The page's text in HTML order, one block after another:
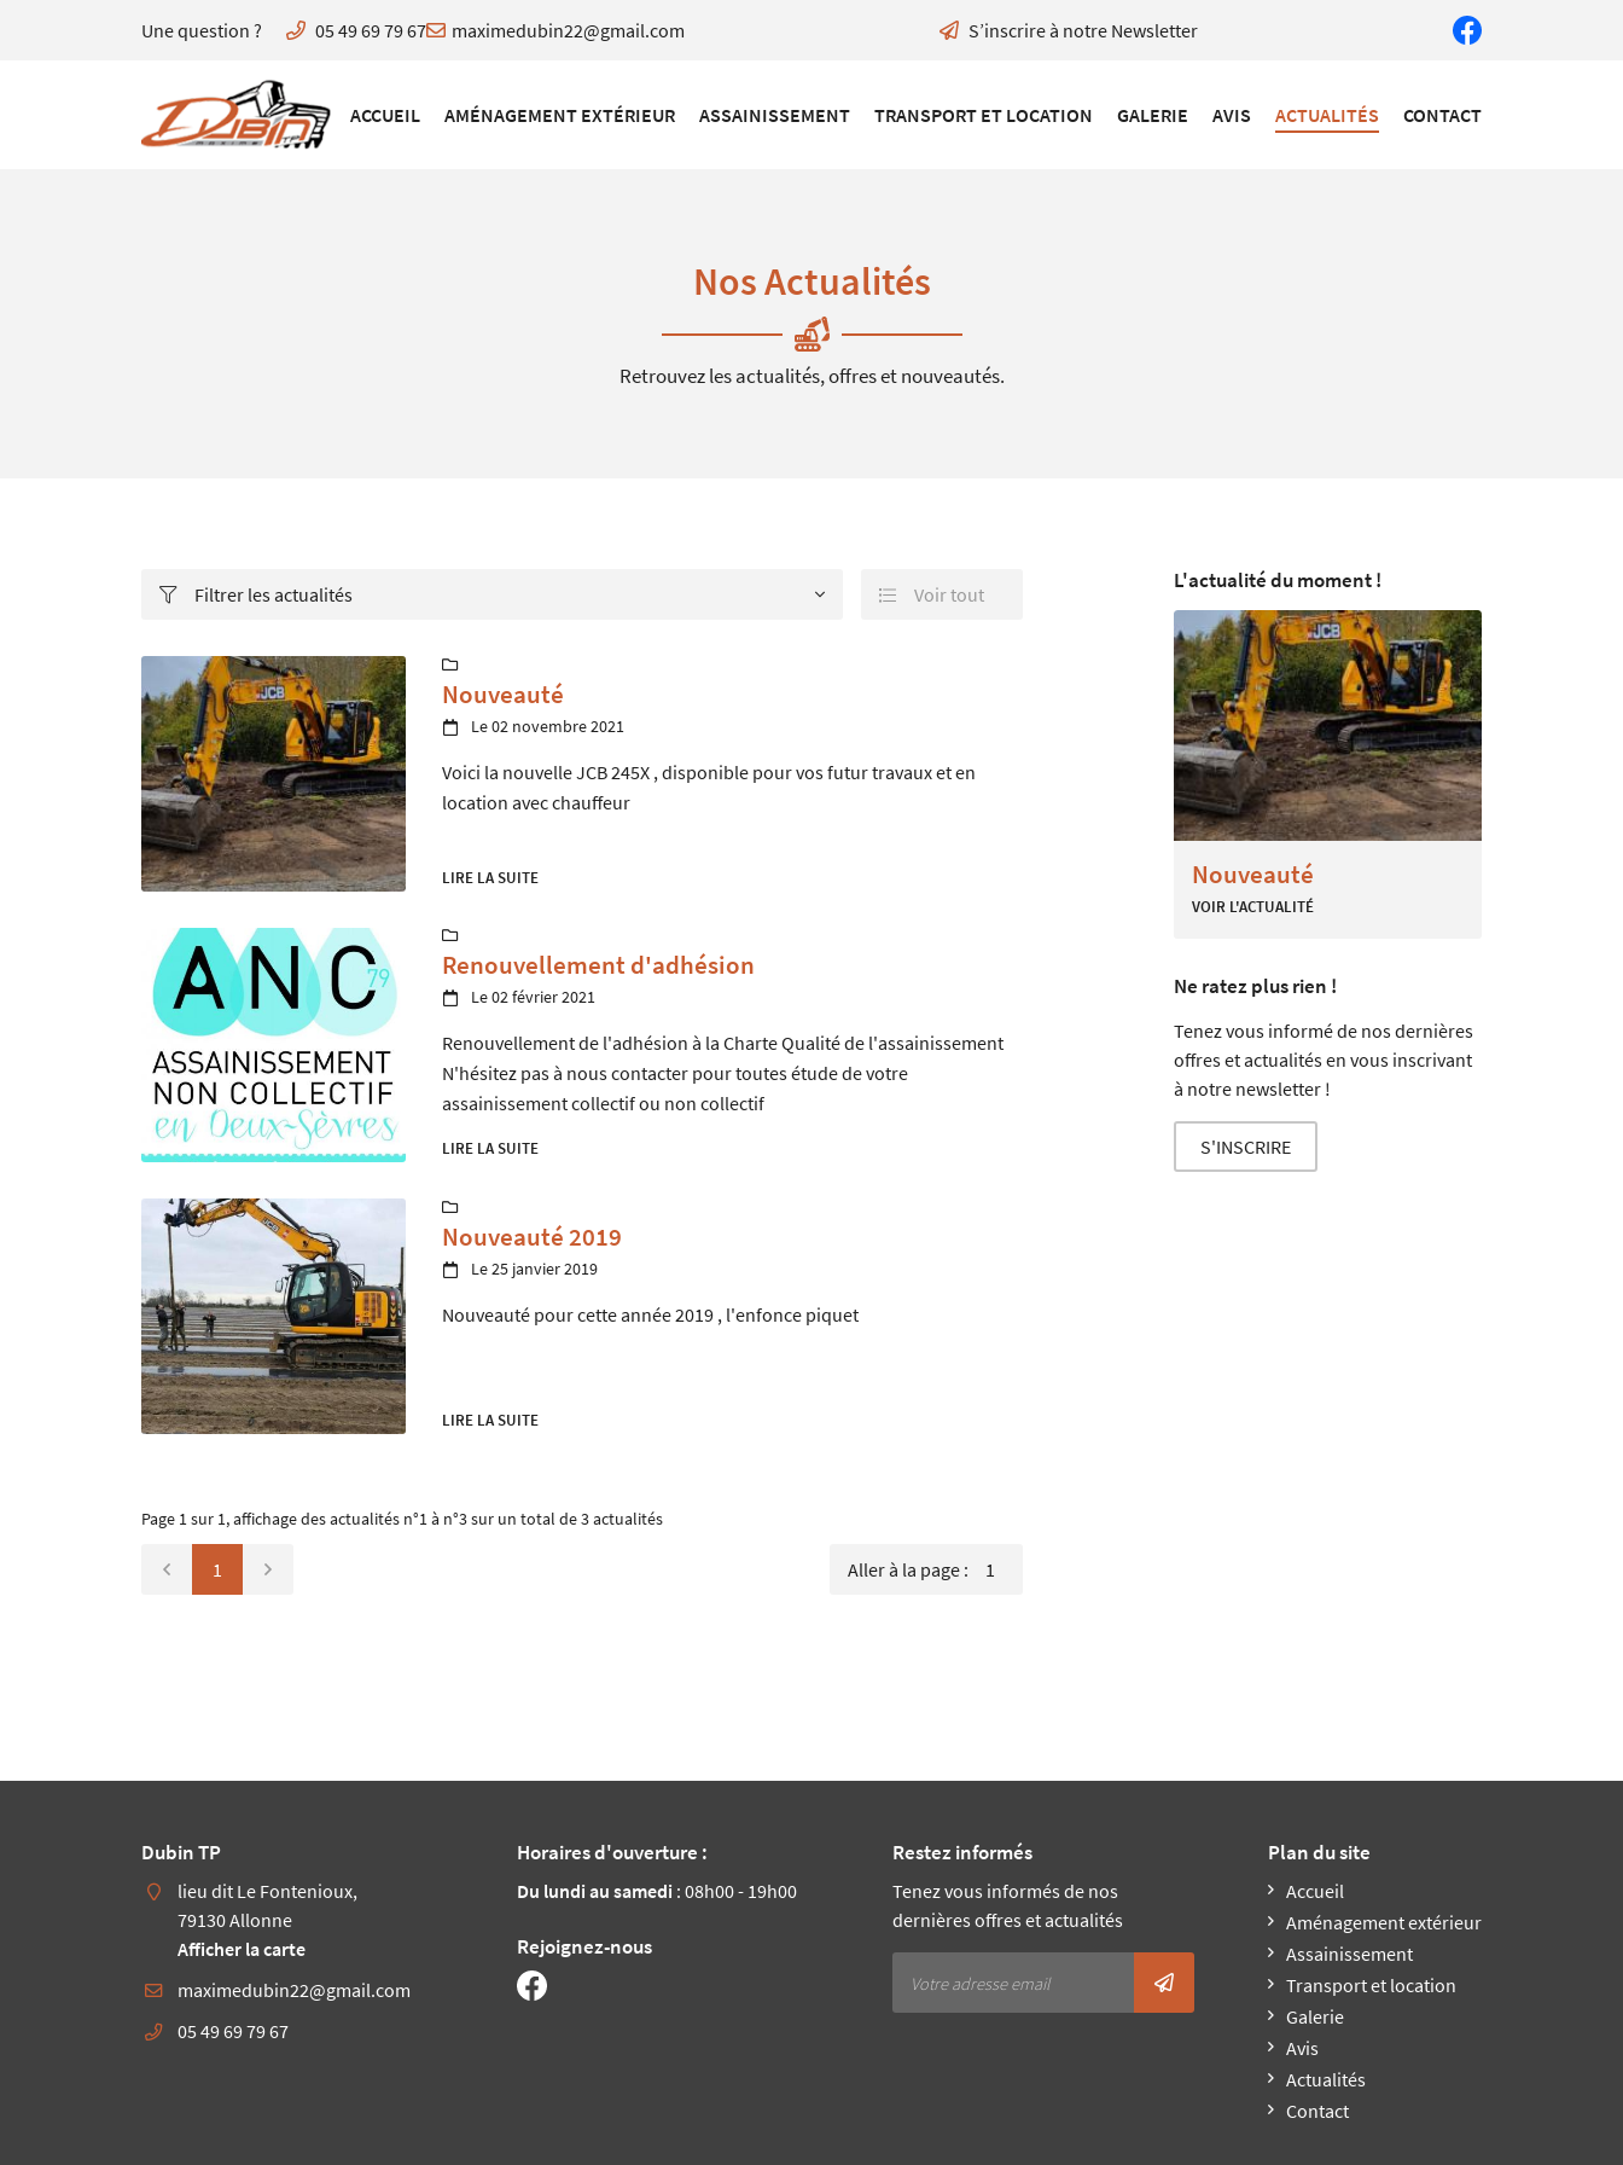
Une question ? 05 49 69 79 67 S’inscrire à notre Newsletter
ACCUEIL AMÉNAGEMENT EXTÉRIEUR ASSAINISSEMENT TRANSPORT ET LOCATION GALERIE AVIS ACTUALITÉS CONTACT
Rafraîchir le captcha
En cochant cette case, vous consentez à recevoir nos propositions commerciales à l'adresse
email indiqué ci-dessus. Vous pouvez vous désinscrire à tout moment en utilisant
le formulaire
de désinscription.
INSCRIPTION
Nos Actualités
Retrouvez les actualités, offres et nouveautés.
 Voir tout
 Filtrer les actualités

Nouveauté
 Le 02 novembre 2021
Voici la nouvelle JCB 245X , disponible pour vos futur travaux et en
location avec chauffeur
LIRE LA SUITE

Renouvellement d'adhésion
 Le 02 février 2021
Renouvellement de l'adhésion à la Charte Qualité de l'assainissement
N'hésitez pas à nous contacter pour toutes étude de votre
assainissement collectif ou non collectif
LIRE LA SUITE

Nouveauté 2019
 Le 25 janvier 2019
Nouveauté pour cette année 2019 , l'enfonce piquet
LIRE LA SUITE
Page 1 sur 1,affichage des actualités n°1 à n°3 sur un total de 3actualités
1 Aller à la page :
L'actualité du moment !
Nouveauté
VOIR L'ACTUALITÉ
Ne ratez plus rien !
Tenez vous informé de nos dernières
offres et actualités en vous inscrivant
à notre newsletter !
S'INSCRIRE
Dubin TP
lieu dit Le Fontenioux,
79130 Allonne
Afficher la carte
05 49 69 79 67
Horaires d'ouverture :
Du lundi au samedi : 08h00 - 19h00
Rejoignez-nous
Restez informés
Tenez vous informés de nos
dernières offres et actualités
Plan du site
Accueil
Aménagement extérieur
Assainissement
Transport et location
Galerie
Avis
Actualités
Contact